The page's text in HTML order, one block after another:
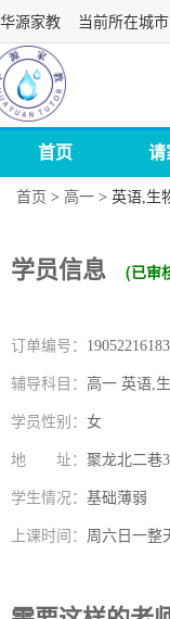
华源家教 当前所在城市
首页 请
首页 > 高一 > 英语,生
学员信息 (已审
订单编号：
辅导科目： 高一 英语,
学员性别： 女
地 址： 聚龙北二巷
学生情况： 基础薄弱
上课时间： 周六日一整